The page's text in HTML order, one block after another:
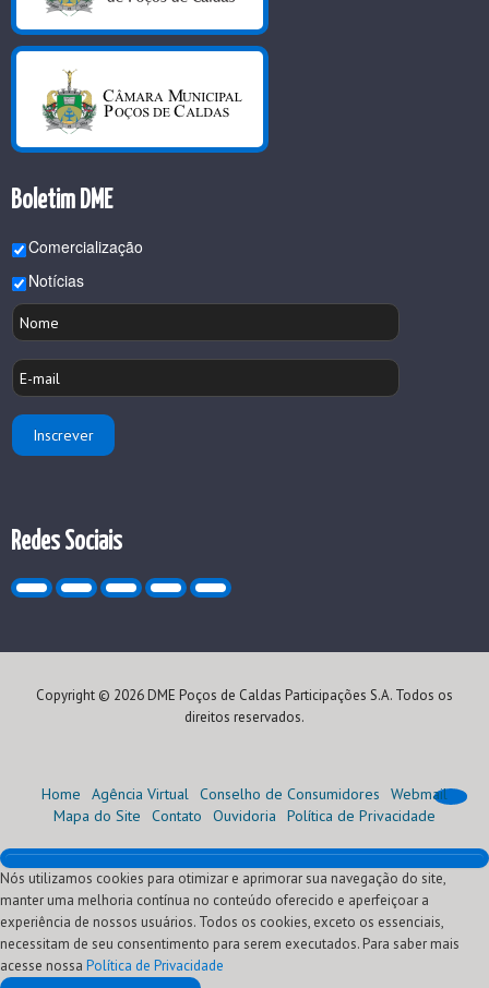
Boletim DME
Comercialização
Notícias
Redes Sociais
Copyright © 2026 DME Poços de Caldas Participações S.A. Todos os
direitos reservados.
Home Agência Virtual Conselho de Consumidores
Webmail
Mapa do Site
Contato Ouvidoria Política de Privacidade
Home
Institucional
Quem Somos
Nossa História
Visão, Missão e Valores
Atendimento
Agência Virtual (Serviços)
Segunda via
Conheça sua conta
Oportunidades
Programa de Estágio
Comercialização
Nós utilizamos cookies para otimizar e aprimorar sua navegação do site,
manter uma melhoria contínua no conteúdo oferecido e aperfeiçoar a
experiência de nossos usuários. Todos os cookies, exceto os essenciais,
necessitam de seu consentimento para serem executados. Para saber mais
acesse nossa Política de Privacidade